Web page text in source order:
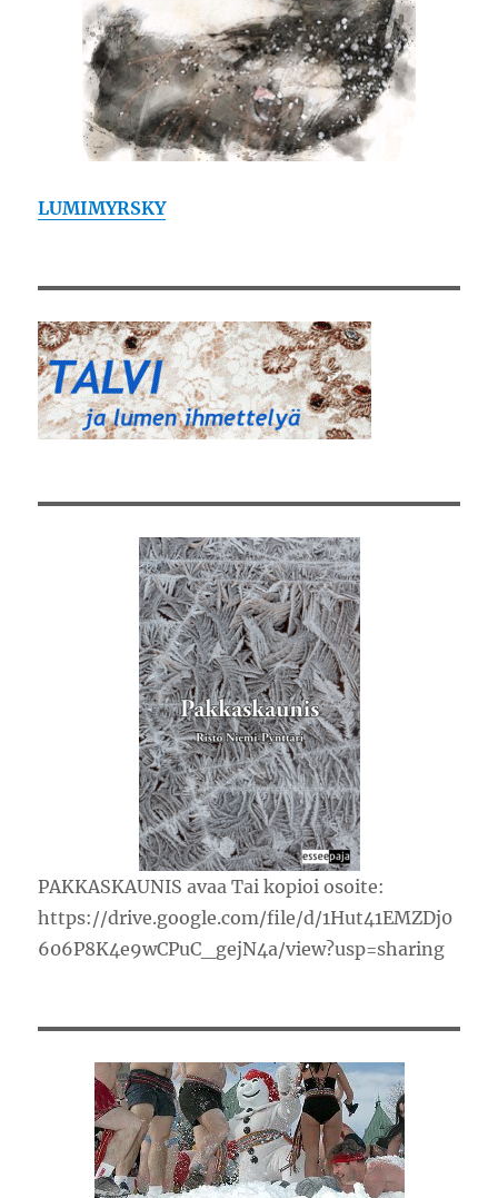
LUMIMYRSKY
PAKKASKAUNIS avaa Tai kopioi osoite:
https://drive.google.com/file/d/1Hut41EMZDj0
606P8K4e9wCPuC_gejN4a/view?usp=sharing